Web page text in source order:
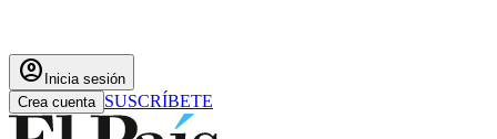
account_circle Inicia sesión
Crea cuenta SUSCRÍBETE